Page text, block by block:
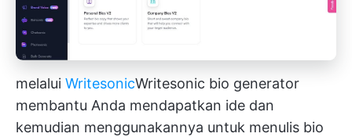
melalui WritesonicWritesonic bio generator
membantu Anda mendapatkan ide dan
kemudian menggunakannya untuk menulis bio